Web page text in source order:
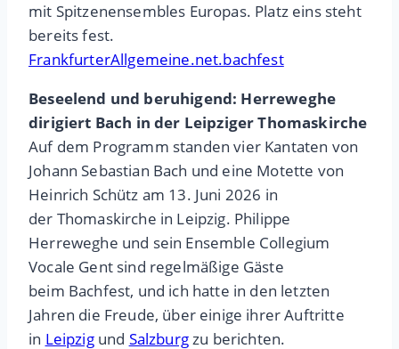
mit Spitzenensembles Europas. Platz eins steht
bereits fest.
FrankfurterAllgemeine.net.bachfest
Beseelend und beruhigend: Herreweghe
dirigiert Bach in der Leipziger Thomaskirche
Auf dem Programm standen vier Kantaten von
Johann Sebastian Bach und eine Motette von
Heinrich Schütz am 13. Juni 2026 in
der Thomaskirche in Leipzig. Philippe
Herreweghe und sein Ensemble Collegium
Vocale Gent sind regelmäßige Gäste
beim Bachfest, und ich hatte in den letzten
Jahren die Freude, über einige ihrer Auftritte
in Leipzigund Salzburgzu berichten.